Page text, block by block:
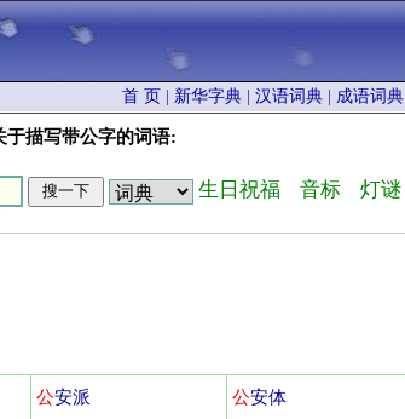
首 页 新华字典 汉语词典 成语词典
于描写带公字的词语:
生日祝福 音标 灯谜
公安派 公安体